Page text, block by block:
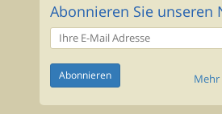
Abonnieren Sie unseren
Mehr